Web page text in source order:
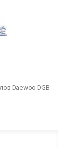
Daewoo DGB